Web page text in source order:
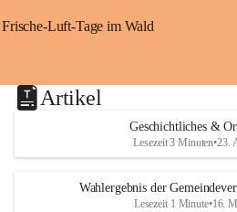
Frische-Luft-Tage im Wald
Artikel
Geschichtliches &
Lesezeit 3 Minuten•23.
Wahlergebnis der
Lesezeit 1 Minute•16.